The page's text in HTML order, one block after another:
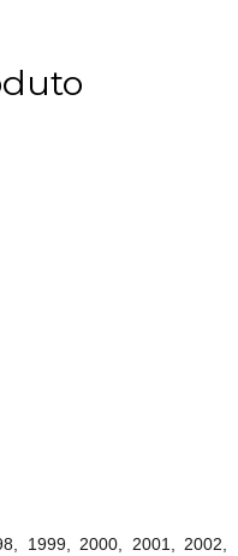
1999, 2000, 2001, 2002,